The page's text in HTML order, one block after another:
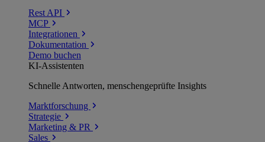
Rest API
MCP
Integrationen
Dokumentation
Demo buchen
KI-Assistenten
Schnelle Antworten, menschengeprüfte Insights
Marktforschung
Strategie
Marketing & PR
Sales